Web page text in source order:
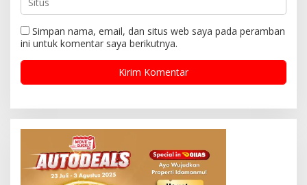
Simpan nama, email, dan situs web saya pada peramban
ini untuk komentar saya berikutnya.